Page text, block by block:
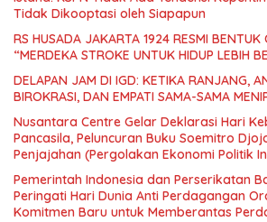
Tidak Dikooptasi oleh Siapapun
RS HUSADA JAKARTA 1924 RESMI BENTUK
“MERDEKA STROKE UNTUK HIDUP LEBIH
DELAPAN JAM DI IGD: KETIKA RANJANG,
BIROKRASI, DAN EMPATI SAMA-SAMA
Nusantara Centre Gelar Deklarasi Hari
Pancasila, Peluncuran Buku Soemitro
Penjajahan (Pergolakan Ekonomi Politik
Simposium Nasional “Urgensi Undang-
Nasional dan Kesejahteraan Sosial dalam
Menuju Indonesia Emas 2045”,
Pemerintah Indonesia dan Perserikatan
Peringati Hari Dunia Anti Perdagangan
Komitmen Baru untuk Memberantas